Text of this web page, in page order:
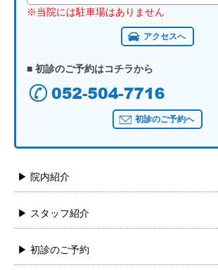
※当院には駐車場はありません
アクセスへ
■ 初診のご予約はコチラから
初診のご予約へ
▶ 院内紹介
▶ スタッフ紹介
▶ 初診のご予約